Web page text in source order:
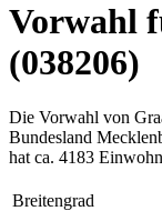
Vorwahl
(038206)
Die Vorwahl von
Bundesland
hat ca. 4183
Breitengrad